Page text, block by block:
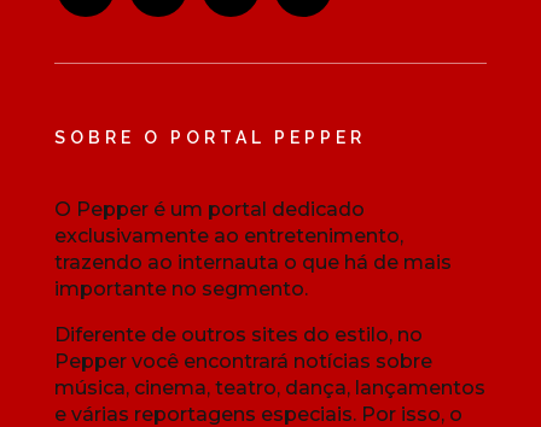
SOBRE O PORTAL PEPPER
O Pepper é um portal dedicado
exclusivamente ao entretenimento,
trazendo ao internauta o que há de mais
importante no segmento.
Diferente de outros sites do estilo, no
Pepper você encontrará notícias sobre
música, cinema, teatro, dança, lançamentos
e várias reportagens especiais. Por isso, o